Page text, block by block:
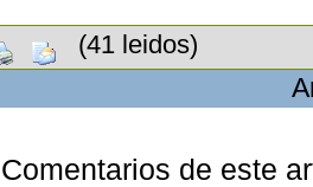
(41 leidos)
Comentarios de este